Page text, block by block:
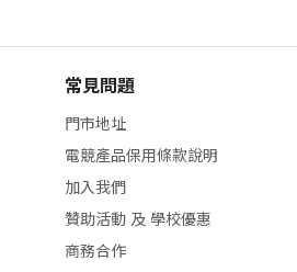
常見問題
門市地址
電競產品保用條款說明
加入我們
贊助活動 及 學校優惠
商務合作